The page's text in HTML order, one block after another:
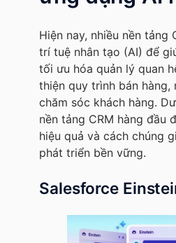
Hiện nay, nhiều nền tảng
trí tuệ nhân tạo (AI) để
tối ưu hóa quản lý quan
thiện quy trình bán hàng,
chăm sóc khách hàng.
nền tảng CRM hàng đầu
hiệu quả và cách chúng
phát triển bền vững.
Salesforce